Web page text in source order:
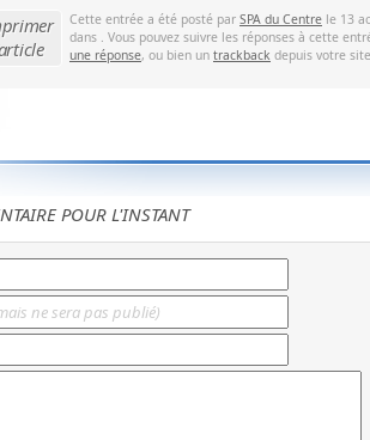
Cette entrée a été posté par SPA du Centre le 13
dans . Vous pouvez suivre les réponses à cette
une réponse, ou bien un trackback depuis votre
POUR L'INSTANT